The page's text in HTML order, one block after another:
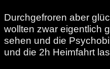
Durchgefroren aber
wollten zwar eigentlich
sehen und die
und die 2h Heimfahrt